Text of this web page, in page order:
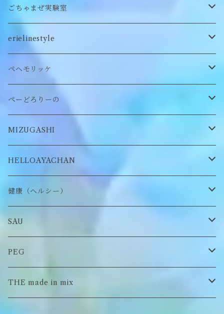
クッション
ぬいぐるみマフラー
ステッカー
ぬいぐるみヘアピン
缶バッヂ
ロンT
ステッカー・シール
チャーム
Tシャツ
イヤーマフラー
キーホルダー
トレーナー
ロンT
CAP
other
Tシャツ
ごちゃまぜ実験室
バッグ
アクセサリー
雑貨
erielinestyle
ピアス/イヤリング
ネックレス
マスクチェーン
ペヘモリッケ
帽子
キーホルダー
ブローチ
ぺーどろりーの
靴下
スタイ
MIZUGASHI
帽子
アクセサリー
HELLOAYACHAN
ピアス/イヤリング
健康（ヘルシー）
ロンT
スウェット/パーカー
Tシャツ
SAU
ロンT
スウェット/パーカー
PEG
キーチャーム
THE made in mix